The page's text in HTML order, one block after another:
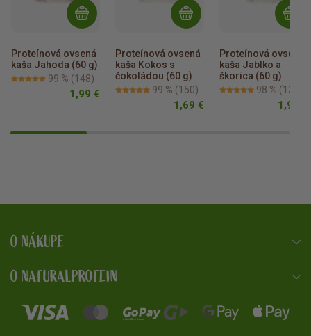
Proteínová ovsená
kaša Jahoda (60 g)
99 % (148)
1,99 €
Proteínová ovsená
kaša Kokos s
čokoládou (60 g)
99 % (150)
1,69 €
Proteínová ovsená
kaša Jablko a
škorica (60 g)
98 % (125)
1,99 €
O NÁKUPE
O NATURALPROTEIN
NaturalProtein Poradca